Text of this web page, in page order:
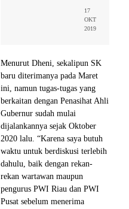
17
OKT
2019
Menurut Dheni, sekalipun SK
baru diterimanya pada Maret
ini, namun tugas-tugas yang
berkaitan dengan Penasihat Ahli
Gubernur sudah mulai
dijalankannya sejak Oktober
2020 lalu. “Karena saya butuh
waktu untuk berdiskusi terlebih
dahulu, baik dengan rekan-
rekan wartawan maupun
pengurus PWI Riau dan PWI
Pusat sebelum menerima